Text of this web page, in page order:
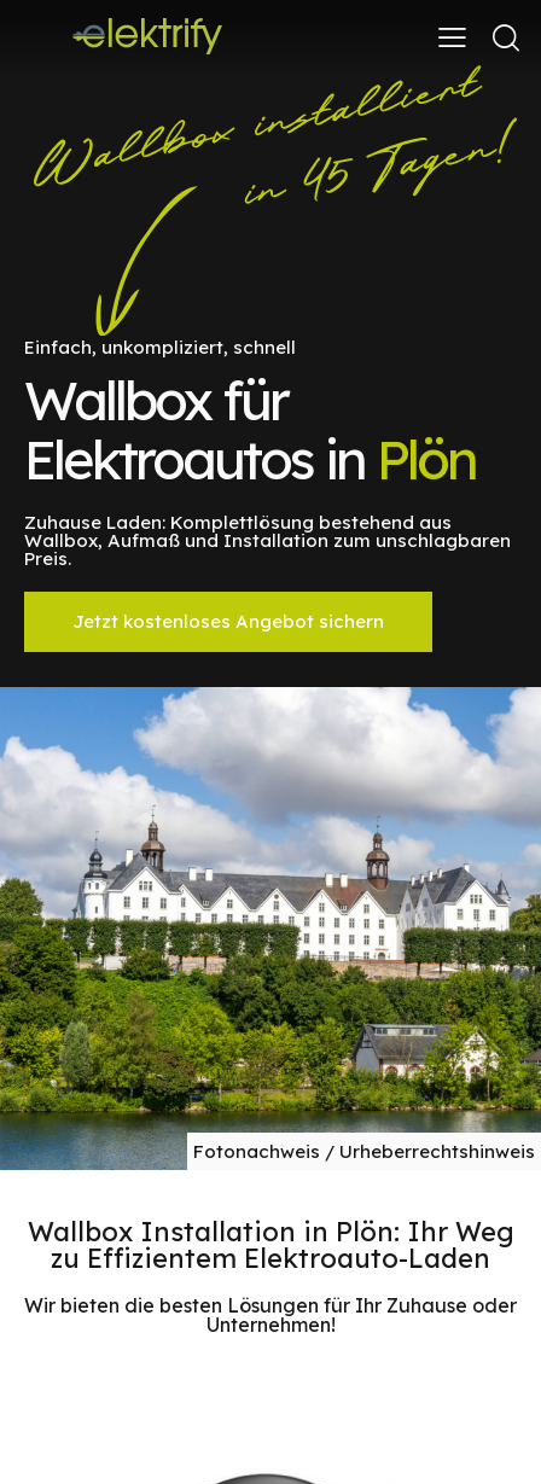
Einfach, unkompliziert, schnell
Wallbox für
Elektroautos in Plön
Zuhause Laden: Komplettlösung bestehend aus
Wallbox, Aufmaß und Installation zum unschlagbaren
Preis.
Jetzt kostenloses Angebot sichern
Fotonachweis / Urheberrechtshinweis
Wallbox Installation in Plön: Ihr Weg
zu Effizientem Elektroauto-Laden
Wir bieten die besten Lösungen für Ihr Zuhause oder
Unternehmen!